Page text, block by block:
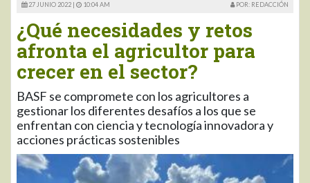
27 JUNIO 2022 | 10:04 AM POR: REDACCIÓN
¿Qué necesidades y retos
afronta el agricultor para
crecer en el sector?
BASF se compromete con los agricultores a
gestionar los diferentes desafíos a los que se
enfrentan con ciencia y tecnología innovadora y
acciones prácticas sostenibles